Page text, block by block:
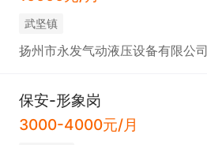
武坚镇
扬州市永发气动液压设备有限公司
保安-形象岗
3000-4000元/月